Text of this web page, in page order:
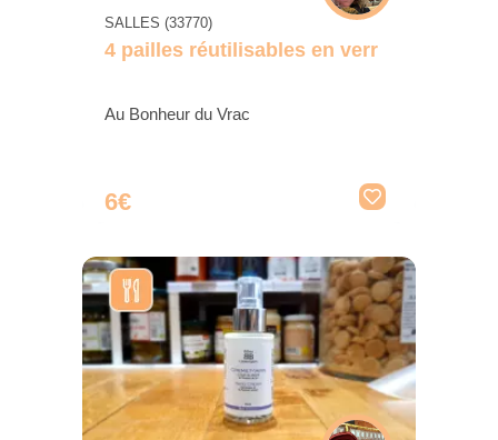
SALLES (33770)
4 pailles réutilisables en verr
Au Bonheur du Vrac
6€